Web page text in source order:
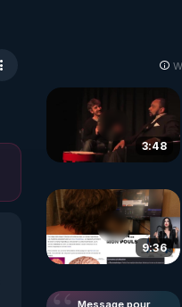
3:48
9:36
Message pour